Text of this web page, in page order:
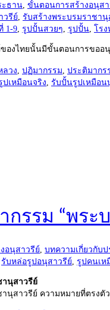
ะธาน, ขั้นตอนการสร้างอนุสา
วรีย์, รับสร้างพระบรมราชานุ
1-9, รูปปั้นสวยๆ, รูปปั้น, โร
ของไทยนั้นมีขั้นตอนการขออ
ลวง, ปฏิมากรรม, ประติมากร
เหมือนจริง, รับปั้นรูปเหมือ
รรม “พระ
อนุสาวรีย์, บทความเกี่ยวกับ
รับหล่อรูปอนุสาวรีย์, รูปคนเห
านุสาวรีย์
นุสาวรีย์ ความหมายที่ตรงตั